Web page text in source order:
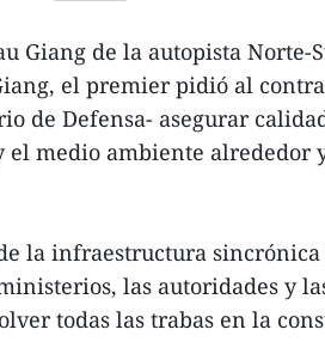
Giang de la autopista Norte-
el premier pidió al
de Defensa- asegurar
el medio ambiente alrededor
la infraestructura
las autoridades y
todas las trabas en la